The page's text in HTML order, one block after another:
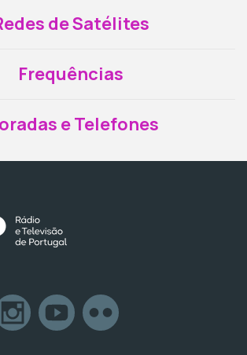
de Satélites
Frequências
e Telefones